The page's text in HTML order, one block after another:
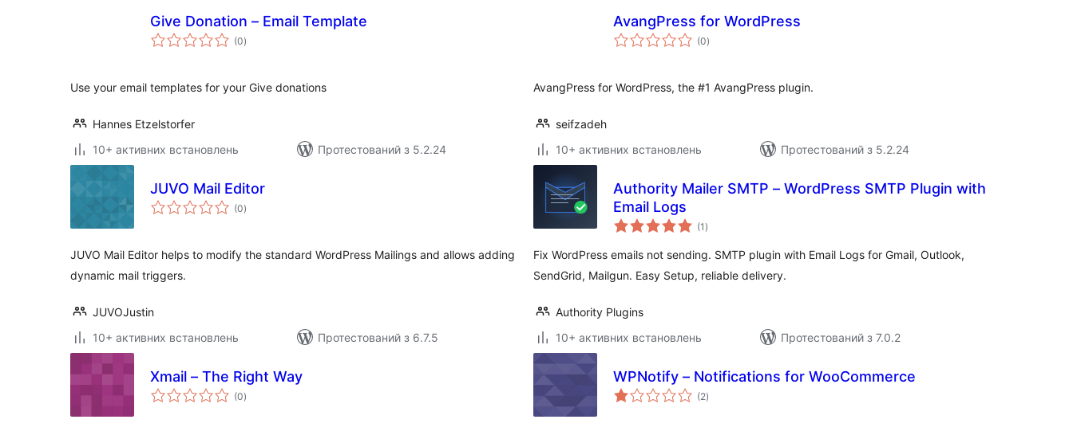
Give Donation – Email Template
(0загальний
рейтинг
)
Use your email templates for your Give donations
Hannes Etzelstorfer
10+ активних встановлень
Протестований з 5.2.24
AvangPress for WordPress
(0загальний
рейтинг
)
AvangPress for WordPress, the #1 AvangPress plugin.
seifzadeh
10+ активних встановлень
Протестований з 5.2.24
JUVO Mail Editor
(0загальний
рейтинг
)
JUVO Mail Editor helps to modify the standard WordPress Mailings and allows adding
dynamic mail triggers.
JUVOJustin
10+ активних встановлень
Протестований з 6.7.5
Authority Mailer SMTP – WordPress SMTP Plugin with
Email Logs
(1 загальний
рейтинг
)
Fix WordPress emails not sending. SMTP plugin with Email Logs for Gmail, Outlook,
SendGrid, Mailgun. Easy Setup, reliable delivery.
Authority Plugins
10+ активних встановлень
Протестований з 7.0.2
Xmail – The Right Way
(0загальний
рейтинг
)
WPNotify – Notifications for WooCommerce
(2загальний
рейтинг
)